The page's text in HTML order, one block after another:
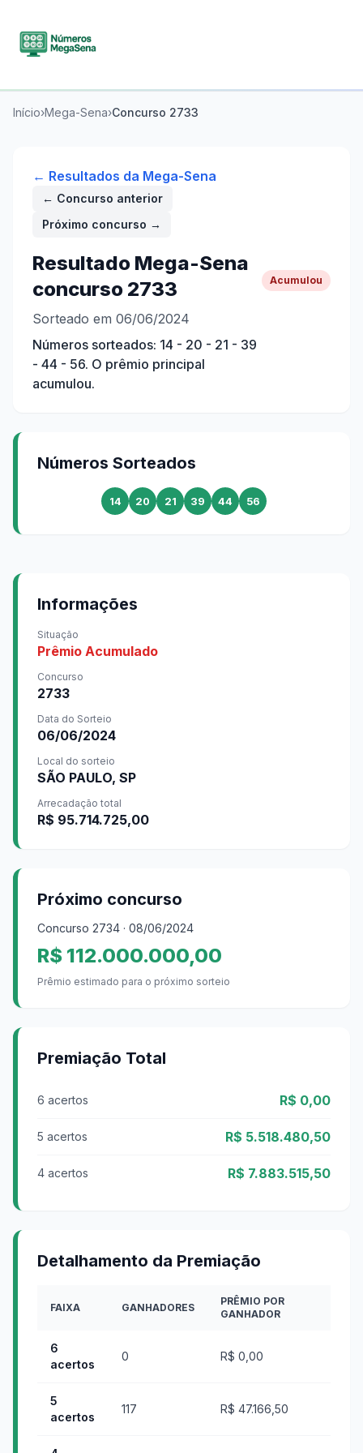
Início›Mega-Sena›Concurso 2733
← Resultados da Mega-Sena
← Concurso anterior
Próximo concurso →
Resultado Mega-Sena
concurso 2733
Sorteado em 06/06/2024
Números sorteados: 14 - 20 - 21 - 39
- 44 - 56. O prêmio principal
acumulou.
Acumulou
Números Sorteados
14 20 21 39 44 56
Informações
Situação
Prêmio Acumulado
Concurso
2733
Data do Sorteio
06/06/2024
Local do sorteio
SÃO PAULO, SP
Arrecadação total
R$ 95.714.725,00
Próximo concurso
Concurso 2734 · 08/06/2024
R$ 112.000.000,00
Prêmio estimado para o próximo sorteio
Premiação Total
6 acertos R$ 0,00
5 acertos R$ 5.518.480,50
4 acertos R$ 7.883.515,50
Detalhamento da Premiação
FAIXA GANHADORES
PRÊMIO POR
GANHADOR
6
acertos
0 R$ 0,00
5
acertos
117 R$ 47.166,50